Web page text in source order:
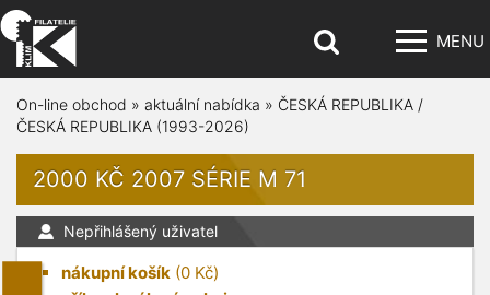
MENU
On-line obchod » aktuální nabídka » ČESKÁ REPUBLIKA /
ČESKÁ REPUBLIKA (1993-2026)
2000 KČ 2007 SÉRIE M 71
Nepřihlášený uživatel
nákupní košík (0 Kč)